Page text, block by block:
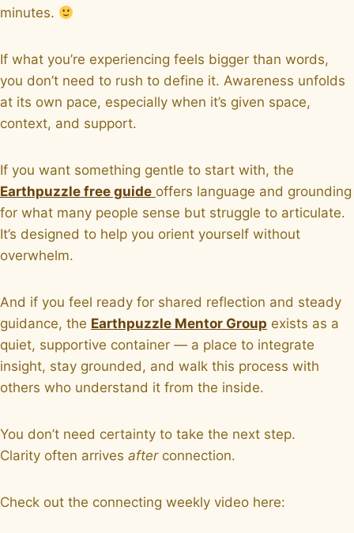
minutes.
If what you’re experiencing feels bigger than words,
you don’t need to rush to define it. Awareness unfolds
at its own pace, especially when it’s given space,
context, and support.
If you want something gentle to start with, the
Earthpuzzle free guide offers language and grounding
for what many people sense but struggle to articulate.
It’s designed to help you orient yourself without
overwhelm.
And if you feel ready for shared reflection and steady
guidance, the Earthpuzzle Mentor Group exists as a
quiet, supportive container — a place to integrate
insight, stay grounded, and walk this process with
others who understand it from the inside.
You don’t need certainty to take the next step.
Clarity often arrives afterconnection.
Check out the connecting weekly video here: